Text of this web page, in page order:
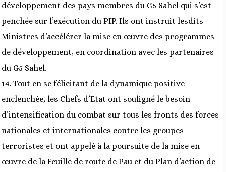
développement des pays membres du G5 Sahel qui s’est
penchée sur l’exécution du PIP. Ils ont instruit lesdits
Ministres d’accélérer la mise en œuvre des programmes
de développement, en coordination avec les partenaires
du G5 Sahel.
14. Tout en se félicitant de la dynamique positive
enclenchée, les Chefs d’Etat ont souligné le besoin
d’intensification du combat sur tous les fronts des forces
nationales et internationales contre les groupes
terroristes et ont appelé à la poursuite de la mise en
œuvre de la Feuille de route de Pau et du Plan d’action de